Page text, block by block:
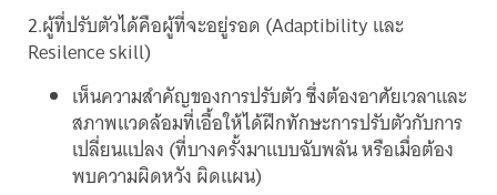
2.ผู้ที่ปรับตัวได้คือผู้ที่จะอยู่รอด (Adaptibility และ
Resilence skill)
เห็นความสำคัญของการปรับตัว ซึ่งต้องอาศัยเวลาและ
สภาพแวดล้อมที่เอื้อให้ได้ฝึกทักษะการปรับตัวกับการ
เปลี่ยนแปลง (ที่บางครั้งมาแบบฉับพลัน หรือเมื่อต้อง
พบความผิดหวัง ผิดแผน)